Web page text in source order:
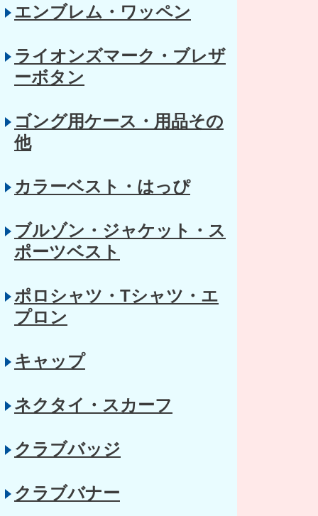
エンブレム・ワッペン
ライオンズマーク・ブレザ
ーボタン
ゴング用ケース・用品その
他
カラーベスト・はっぴ
ブルゾン・ジャケット・ス
ポーツベスト
ポロシャツ・Tシャツ・エ
プロン
キャップ
ネクタイ・スカーフ
クラブバッジ
クラブバナー